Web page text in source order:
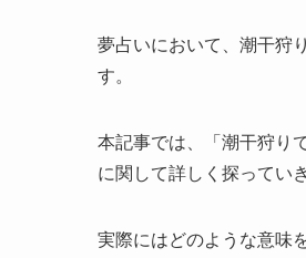
夢占いにおいて、潮干狩
す。
本記事では、「潮干狩り
に関して詳しく探ってい
実際にはどのような意味